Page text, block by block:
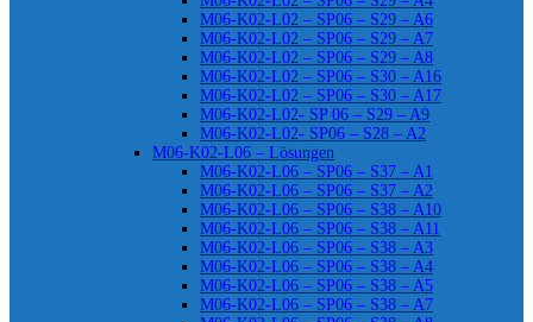
M06-K02-L02 – SP06 – S29 – A6
M06-K02-L02 – SP06 – S29 – A7
M06-K02-L02 – SP06 – S29 – A8
M06-K02-L02 – SP06 – S30 – A16
M06-K02-L02 – SP06 – S30 – A17
M06-K02-L02- SP 06 – S29 – A9
M06-K02-L02- SP06 – S28 – A2
M06-K02-L06 – Lösungen
M06-K02-L06 – SP06 – S37 – A1
M06-K02-L06 – SP06 – S37 – A2
M06-K02-L06 – SP06 – S38 – A10
M06-K02-L06 – SP06 – S38 – A11
M06-K02-L06 – SP06 – S38 – A3
M06-K02-L06 – SP06 – S38 – A4
M06-K02-L06 – SP06 – S38 – A5
M06-K02-L06 – SP06 – S38 – A7